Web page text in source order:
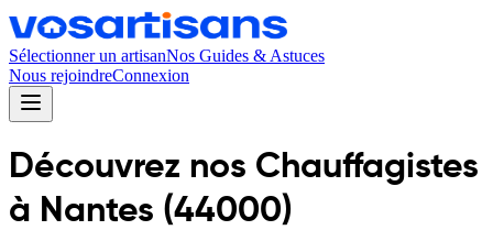
Sélectionner un artisanNos Guides & Astuces
Nous rejoindreConnexion
Découvrez nos Chauffagistes
à Nantes (44000)